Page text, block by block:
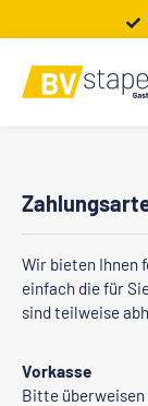
Zum Hauptinhalt
Wir bieten Ihnen
einfach die für
sind teilweise
Vorkasse
Bitte überweisen